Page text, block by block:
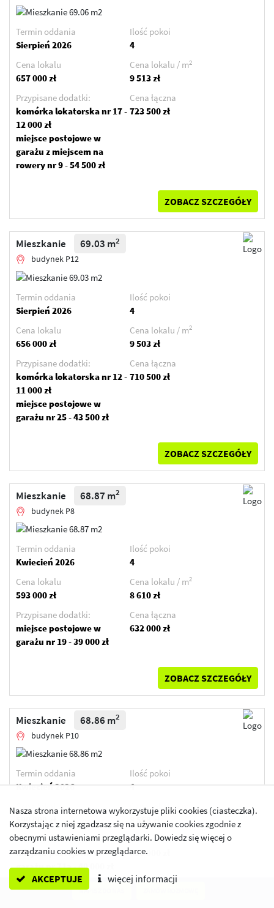
Termin oddania
Sierpień 2026
Ilość pokoi
4
Cena lokalu
657 000 zł
Cena lokalu / m2
9 513 zł
Przypisane dodatki:
komórka lokatorska nr 17 -
12 000 zł
miejsce postojowe w
garażu z miejscem na
rowery nr 9 - 54 500 zł
Cena łączna
723 500 zł
ZOBACZ SZCZEGÓŁY
Mieszkanie 69.03 m2
budynek P12
Termin oddania
Sierpień 2026
Ilość pokoi
4
Cena lokalu
656 000 zł
Cena lokalu / m2
9 503 zł
Przypisane dodatki:
komórka lokatorska nr 12 -
11 000 zł
miejsce postojowe w
garażu nr 25 - 43 500 zł
Cena łączna
710 500 zł
ZOBACZ SZCZEGÓŁY
Mieszkanie 68.87 m2
budynek P8
Termin oddania
Kwiecień 2026
Ilość pokoi
4
Cena lokalu
593 000 zł
Cena lokalu / m2
8 610 zł
Przypisane dodatki:
miejsce postojowe w
garażu nr 19 - 39 000 zł
Cena łączna
632 000 zł
ZOBACZ SZCZEGÓŁY
Mieszkanie 68.86 m2
budynek P10
Termin oddania
Kwiecień 2026
Ilość pokoi
4
Cena lokalu
590 000 zł
Cena lokalu / m
8 568 zł
Przypisane dodatki:
miejsce postojowe w
garażu nr 71a - 40 000 zł
Cena łączna
630 000 zł
NAPISZ DO NAS
Nasza strona internetowa wykorzystuje pliki cookies (ciasteczka).
Korzystając z niej zgadzasz się na używanie cookies zgodnie z
obecnymi ustawieniami przeglądarki. Dowiedz się więcej o
zarządzaniu cookies w przeglądarce.
AKCEPTUJE więcej informacji